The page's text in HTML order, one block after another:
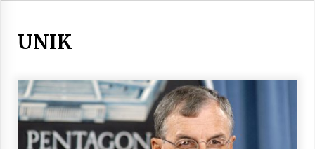
UNIK